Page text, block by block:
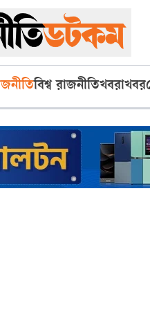
বিশ্ব রাজনীতিখবরাখবর